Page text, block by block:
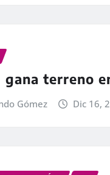
terreno
Gómez Dic 16,